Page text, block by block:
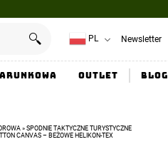
PL Newsletter
Outlet Blog
» SPODNIE TAKTYCZNE TURYSTYCZNE
CANVAS – BEŻOWE HELIKON-TEX